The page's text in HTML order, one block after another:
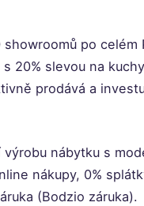
po celém
20% slevou na
prodává a
nábytku s
nákupy, 0%
(Bodzio záruka).